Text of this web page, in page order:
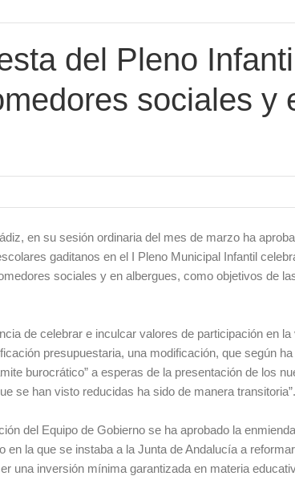
del Pleno
sociales y
en su sesión ordinaria del mes de marzo ha
gaditanos en el I Pleno Municipal Infantil
sociales y en albergues, como objetivos de
de celebrar e inculcar valores de participación en la
presupuestaria, una modificación, que según
burocrático” a esperas de la presentación de los
se han visto reducidas ha sido de manera transitoria”.
del Equipo de Gobierno se ha aprobado la
la que se instaba a la Junta de Andalucía a
una inversión mínima garantizada en materia